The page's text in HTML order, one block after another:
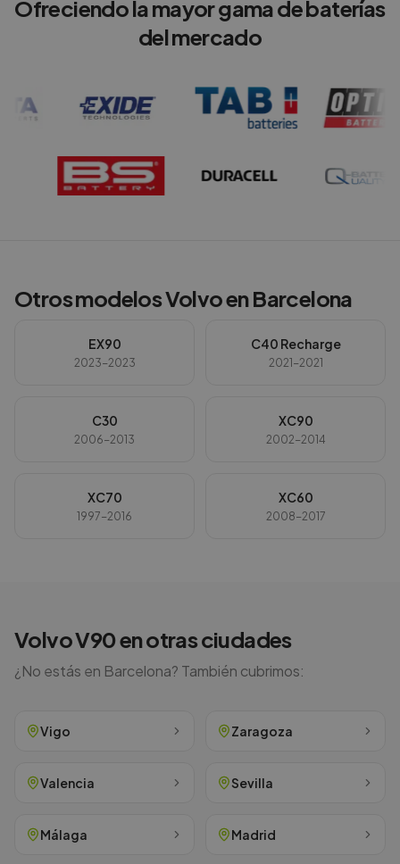
Ofreciendo la mayor gama de baterías
del mercado
Otros modelosVolvoenBarcelona
EX90
2023-2023
C40 Recharge
2021-2021
C30
2006-2013
XC90
2002-2014
XC70
1997-2016
XC60
2008-2017
VolvoV90en otras ciudades
¿No estás en Barcelona? También cubrimos:
Vigo Zaragoza
Valencia Sevilla
Málaga Madrid